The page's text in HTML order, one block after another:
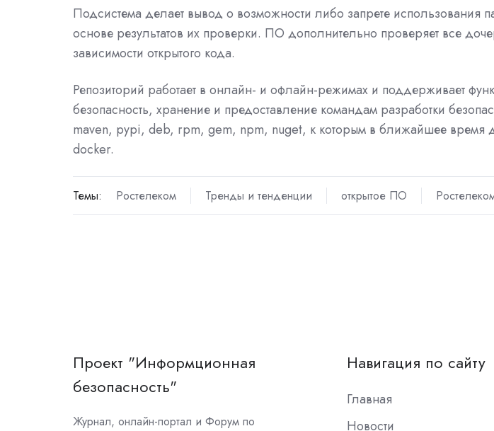
Подсистема делает вывод о возможности либо запрете использования
основе результатов их проверки. ПО дополнительно проверяет все
зависимости открытого кода.
Репозиторий работает в онлайн- и офлайн-режимах и поддерживает
безопасность, хранение и предоставление командам разработки
maven, pypi, deb, rpm, gem, npm, nuget, к которым в ближайшее время
docker.
Темы: Ростелеком Тренды и тенденции открытое ПО
Проект "Информционная
безопасность"
Журнал, онлайн-портал и Форум по
Навигация по сайту
Главная
Новости